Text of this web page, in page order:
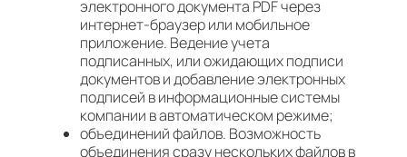
электронного документа PDF через
интернет-браузер или мобильное
приложение. Ведение учета
подписанных, или ожидающих подписи
документов и добавление электронных
подписей в информационные системы
компании в автоматическом режиме;
объединений файлов. Возможность
объединения сразу нескольких файлов в